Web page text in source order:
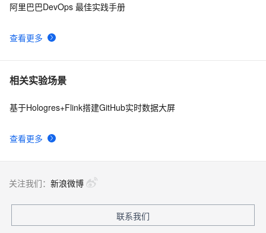
查看更多
阿里巴巴DevOps 最佳实践手册
相关实验场景
查看更多
基于Hologres+Flink搭建GitHub实时数据大屏
关注我们： 新浪微博
联系我们